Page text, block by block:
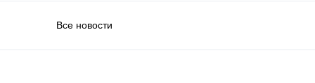
Все новости